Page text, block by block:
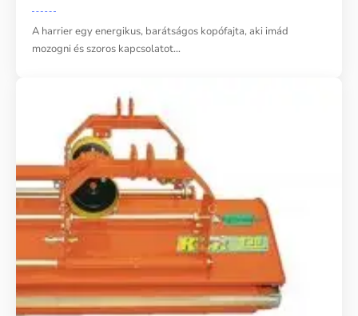
A harrier egy energikus, barátságos kopófajta, aki imád
mozogni és szoros kapcsolatot…